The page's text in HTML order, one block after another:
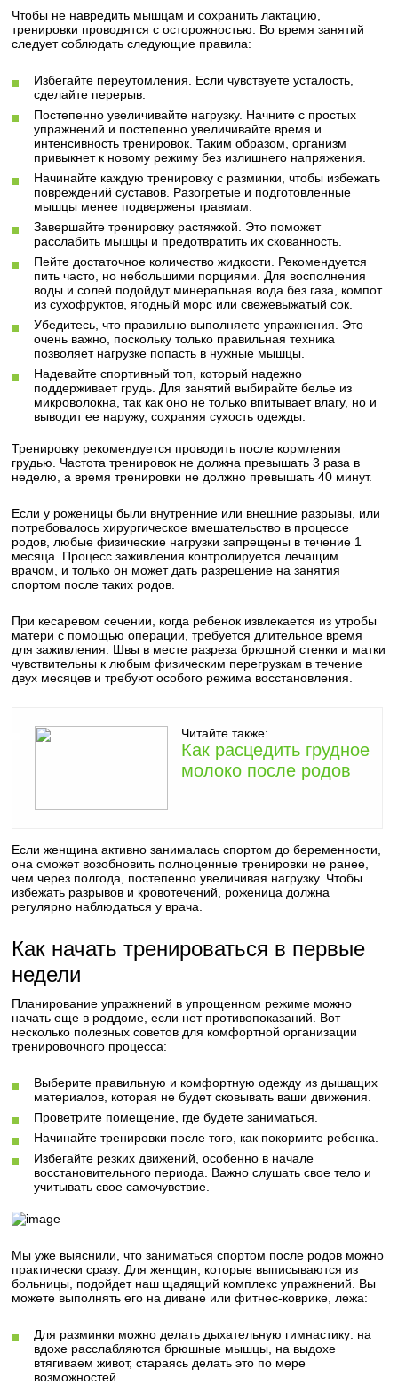
Чтобы не навредить мышцам и сохранить лактацию,
тренировки проводятся с осторожностью. Во время занятий
следует соблюдать следующие правила:
Избегайте переутомления. Если чувствуете усталость,
сделайте перерыв.
Постепенно увеличивайте нагрузку. Начните с простых
упражнений и постепенно увеличивайте время и
интенсивность тренировок. Таким образом, организм
привыкнет к новому режиму без излишнего напряжения.
Начинайте каждую тренировку с разминки, чтобы избежать
повреждений суставов. Разогретые и подготовленные
мышцы менее подвержены травмам.
Завершайте тренировку растяжкой. Это поможет
расслабить мышцы и предотвратить их скованность.
Пейте достаточное количество жидкости. Рекомендуется
пить часто, но небольшими порциями. Для восполнения
воды и солей подойдут минеральная вода без газа, компот
из сухофруктов, ягодный морс или свежевыжатый сок.
Убедитесь, что правильно выполняете упражнения. Это
очень важно, поскольку только правильная техника
позволяет нагрузке попасть в нужные мышцы.
Надевайте спортивный топ, который надежно
поддерживает грудь. Для занятий выбирайте белье из
микроволокна, так как оно не только впитывает влагу, но и
выводит ее наружу, сохраняя сухость одежды.
Тренировку рекомендуется проводить после кормления
грудью. Частота тренировок не должна превышать 3 раза в
неделю, а время тренировки не должно превышать 40 минут.
Если у роженицы были внутренние или внешние разрывы, или
потребовалось хирургическое вмешательство в процессе
родов, любые физические нагрузки запрещены в течение 1
месяца. Процесс заживления контролируется лечащим
врачом, и только он может дать разрешение на занятия
спортом после таких родов.
При кесаревом сечении, когда ребенок извлекается из утробы
матери с помощью операции, требуется длительное время
для заживления. Швы в месте разреза брюшной стенки и матки
чувствительны к любым физическим перегрузкам в течение
двух месяцев и требуют особого режима восстановления.
Читайте также:
Как расцедить грудное
молоко после родов
Если женщина активно занималась спортом до беременности,
она сможет возобновить полноценные тренировки не ранее,
чем через полгода, постепенно увеличивая нагрузку. Чтобы
избежать разрывов и кровотечений, роженица должна
регулярно наблюдаться у врача.
Как начать тренироваться в первые
недели
Планирование упражнений в упрощенном режиме можно
начать еще в роддоме, если нет противопоказаний. Вот
несколько полезных советов для комфортной организации
тренировочного процесса:
Выберите правильную и комфортную одежду из дышащих
материалов, которая не будет сковывать ваши движения.
Проветрите помещение, где будете заниматься.
Начинайте тренировки после того, как покормите ребенка.
Избегайте резких движений, особенно в начале
восстановительного периода. Важно слушать свое тело и
учитывать свое самочувствие.
Мы уже выяснили, что заниматься спортом после родов можно
практически сразу. Для женщин, которые выписываются из
больницы, подойдет наш щадящий комплекс упражнений. Вы
можете выполнять его на диване или фитнес-коврике, лежа:
Для разминки можно делать дыхательную гимнастику: на
вдохе расслабляются брюшные мышцы, на выдохе
втягиваем живот, стараясь делать это по мере
возможностей.